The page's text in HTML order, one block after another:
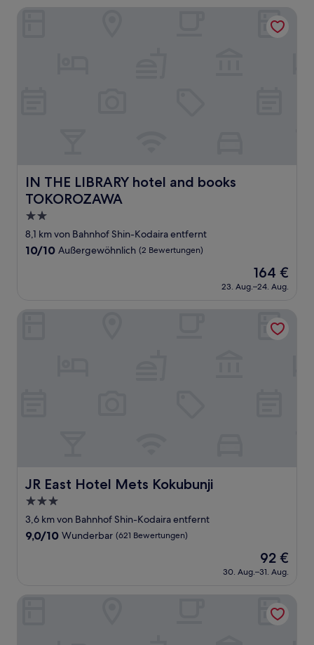
Bewertungen)
IN THE LIBRARY hotel and books
TOKOROZAWA
IN THE LIBRARY hotel and books TOKOROZAWA
2.0-
Sterne-
Unterkunft
8,1 km von Bahnhof Shin-Kodaira entfernt
10.0
Bewertungen)
10/10 Außergewöhnlich (2 Bewertungen)
Der
Preis
beträgt
164 €
23. Aug.–24. Aug.
JR East Hotel Mets Kokubunji
JR East Hotel Mets Kokubunji
3.0-
Sterne-
Unterkunft
3,6 km von Bahnhof Shin-Kodaira entfernt
9.0
Bewertungen)
9,0/10 Wunderbar (621 Bewertungen)
Der
Preis
beträgt
92 €
30. Aug.–31. Aug.